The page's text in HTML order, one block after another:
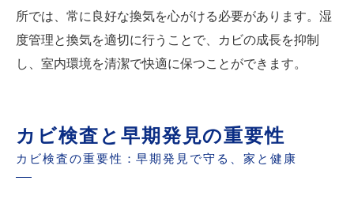
所では、常に良好な換気を心がける必要があります。湿
度管理と換気を適切に行うことで、カビの成長を抑制
し、室内環境を清潔で快適に保つことができます。
カビ検査と早期発見の重要性
カビ検査の重要性：早期発見で守る、家と健康